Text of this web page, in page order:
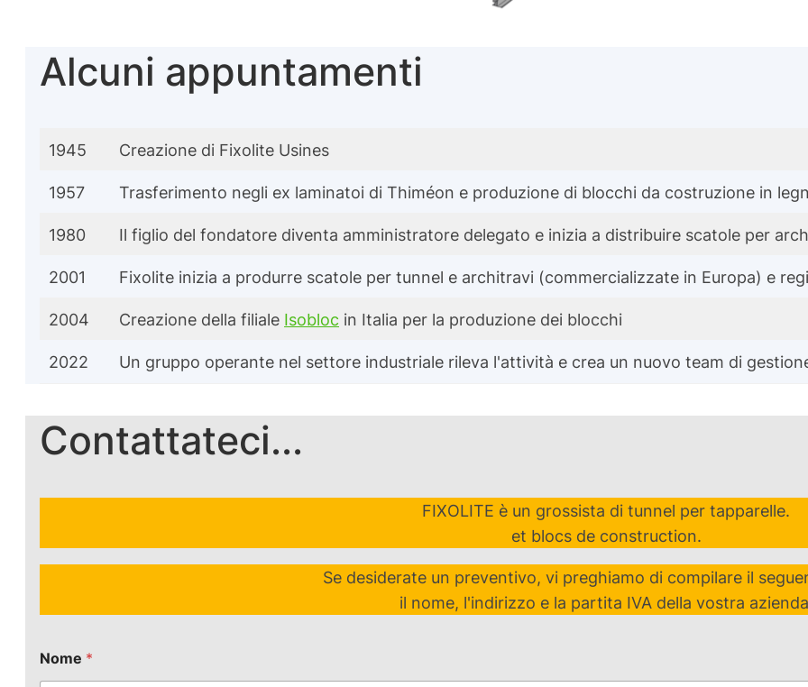
Alcuni appuntamenti
1945 Creazione di Fixolite Usines
1957 Trasferimento negli ex laminatoi di Thiméon e produzione di blocchi da costruzione in
1980 Il figlio del fondatore diventa amministratore delegato e inizia a distribuire scatole per
2001 Fixolite inizia a produrre scatole per tunnel e architravi (commercializzate in Europa) e
2004 Creazione della filiale Isobloc in Italia per la produzione dei blocchi
2022 Un gruppo operante nel settore industriale rileva l'attività e crea un nuovo team di
Contattateci...
FIXOLITE è un grossista di tunnel per tapparelle.
et blocs de construction.
Se desiderate un preventivo, vi preghiamo di compilare il
il nome, l'indirizzo e la partita IVA della vostra
Nome *